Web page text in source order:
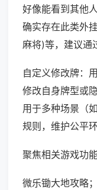
好像能看到其他
确实存在此类外
麻将)等，建议通
自定义修改牌：
修改自身牌型或
用于多种场景（
规则，维护公平环
聚焦相关游戏功
微乐锄大地攻略